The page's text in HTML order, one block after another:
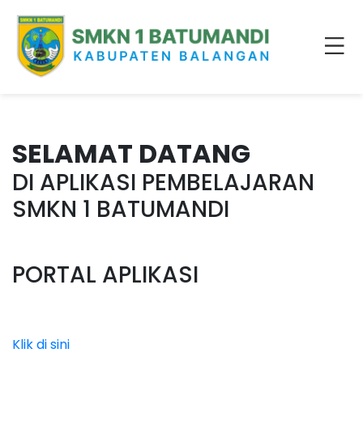
SELAMAT DATANG
DI APLIKASI PEMBELAJARAN
SMKN 1 BATUMANDI
PORTAL APLIKASI
Klik di sini